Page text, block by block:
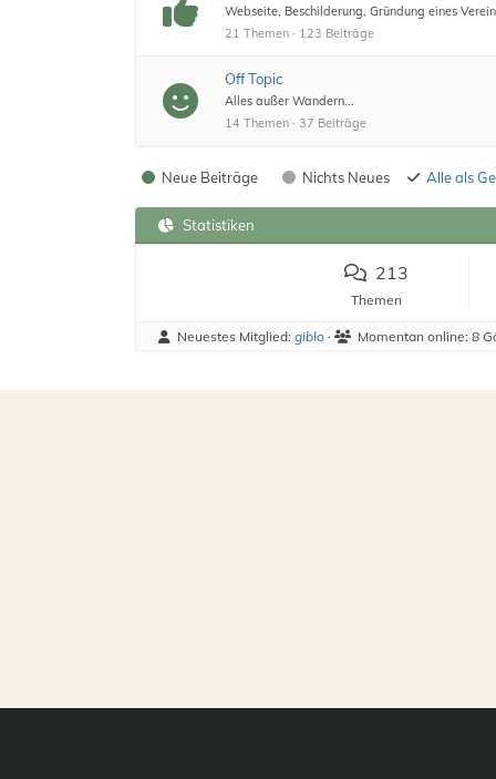
Webseite, Beschilderung, Gründung eines
21 Themen · 123 Beiträge
Off Topic
Alles außer Wandern...
14 Themen · 37 Beiträge
Neue Beiträge Nichts Neues Alle als
Statistiken
213
Themen
Neuestes Mitglied: giblo · Momentan online: 8